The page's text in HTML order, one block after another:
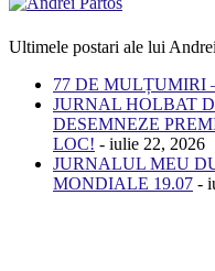
Ultimele postari ale lui
77 DE MULȚUMIRI
JURNAL HOLBAT
DESEMNEZE
LOC! - iulie 22, 2026
JURNALUL MEU
MONDIALE 19.07 -